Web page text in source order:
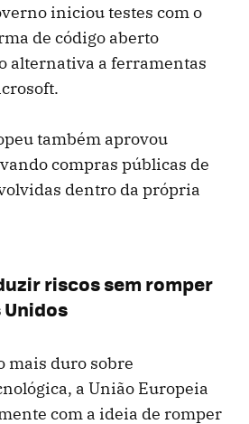
iniciou testes com o
de código aberto
alternativa a ferramentas
também aprovou
compras públicas de
dentro da própria
riscos sem romper
mais duro sobre
a União Europeia
com a ideia de romper